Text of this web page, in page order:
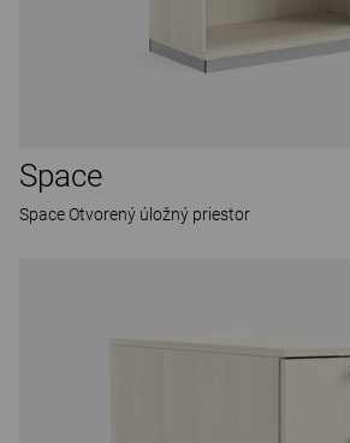
Space
Space Otvorený úložný priestor